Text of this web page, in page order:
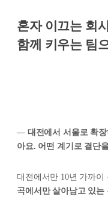
혼자 이끄는 회
함께 키우는 팀
— 대전에서 서울로 확장
아요. 어떤 계기로 결단
대전에서만 10년 가까이
곡에서만 살아남고 있는